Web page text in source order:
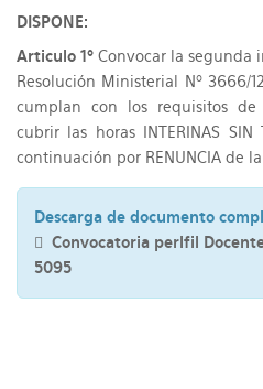
DISPONE:
Articulo 1º Convocar la segunda
Resolución Ministerial Nº 3666/
cumplan con los requisitos de
cubrir las horas INTERINAS
continuación por RENUNCIA de la
Descarga de documento
Convocatoria perlfil
5095